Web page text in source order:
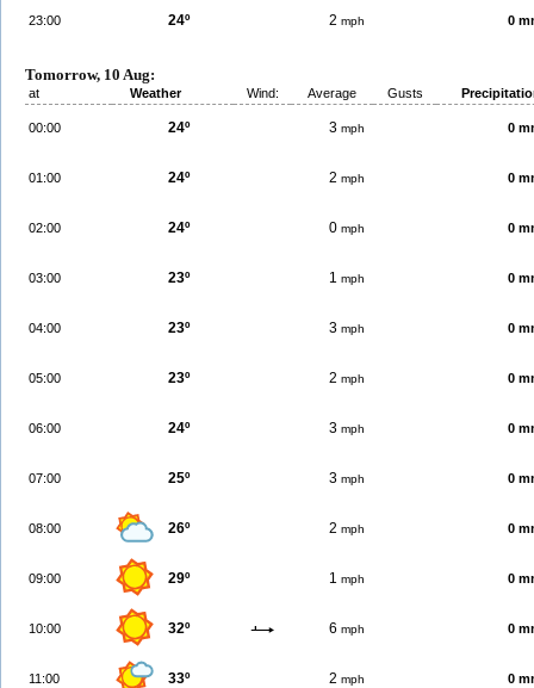
23:00 24º 2 mph 0
Tomorrow, 10 Aug:
at Weather Wind: Average Gusts
00:00 24º 3 mph 0
01:00 24º 2 mph 0
02:00 24º 0 mph 0
03:00 23º 1 mph 0
04:00 23º 3 mph 0
05:00 23º 2 mph 0
06:00 24º 3 mph 0
07:00 25º 3 mph 0
08:00 26º 2 mph 0
09:00 29º 1 mph 0
10:00 32º 6 mph 0
11:00 33º 2 mph 0